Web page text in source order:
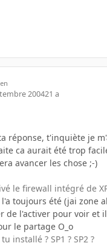
200421 a
réponse, t'inquiète je
ca aurait été trop
avancer les chose ;-)
le firewall intégré de
toujours été (jai zone
de l'activer pour voir et
le partage O_o
installé ? SP1 ? SP2 ?